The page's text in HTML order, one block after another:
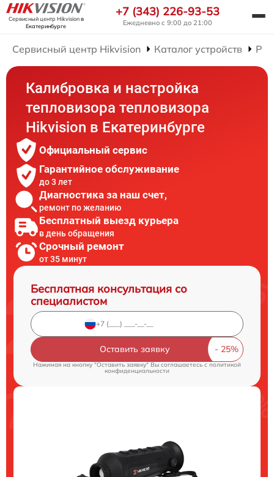
Сервисный центр Hikvisionв
Екатеринбурге
+7 (343) 226-93-53
Ежедневно с 9:00 до 21:00
Сервисный центр Hikvision Каталог устройств
Калибровка и настройка
тепловизора тепловизора
Hikvision в Екатеринбурге
Официальный сервис
Гарантийное обслуживание
до 3 лет
Диагностика за наш счет,
ремонт по желанию
Бесплатный выезд курьера
в день обращения
Срочный ремонт
от 35 минут
Бесплатная консультация со
специалистом
Оставить заявку
Нажимая на кнопку "Оставить заявку" Вы соглашаетесь cполитикой
конфиденциальности